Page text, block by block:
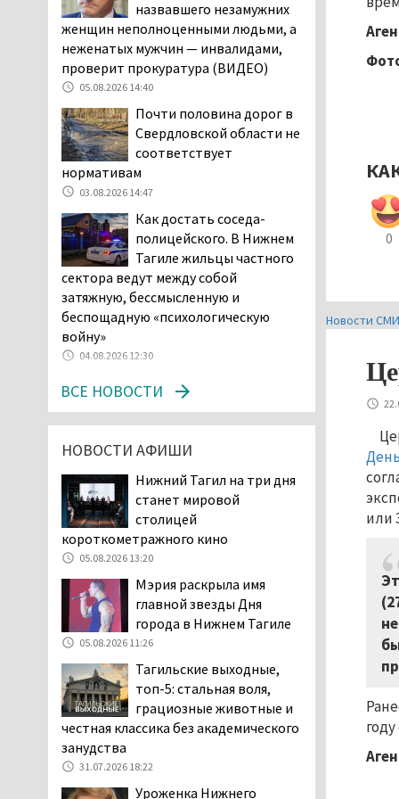
0
Новости
или
04.08.2026 16:53
Отлавливать собак в
Нижнем Тагиле будут
«дорожники»
На фоне острой нехватки
полицейских в Нижнем
Тагиле растёт
подростковая преступность
Нижний Тагил — лидер по
выявленным нарушениям
при утилизации
строительного мусора
полицейского. В Нижнем
сектора ведут между собой
затяжную, бессмысленную и
войну»
04.08.2026 12:30
В Нижнем Тагиле после
вмешательства
прокуратуры четыре
многоквартирных дома признаны
аварийными и подлежащими сносу
04.08.2026 12:19
В России хотят ввести
обязательное
уведомление водителей
об эвакуации автомобиля через
портал «Госуслуги»
04.08.2026 12:17
выдвинули своих
кандидатов на выборах в
назвавшего незамужних
женщин неполноценными людьми, а
неженатых мужчин — инвалидами,
проверит прокуратура (ВИДЕО)
05.08.2026 14:40
Почти половина дорог в
Свердловской области не
соответствует
нормативам
03.08.2026 14:47
Как достать соседа-
полицейского. В Нижнем
Тагиле жильцы частного
сектора ведут между собой
затяжную, бессмысленную и
беспощадную «психологическую
войну»
04.08.2026 12:30
ВСЕ НОВОСТИ
НОВОСТИ АФИШИ
Нижний Тагил на три дня
станет мировой
столицей
короткометражного кино
05.08.2026 13:20
Мэрия раскрыла имя
главной звезды Дня
города в Нижнем Тагиле
05.08.2026 11:26
Тагильские выходные,
топ-5: стальная воля,
грациозные животные и
честная классика без академического
занудства
31.07.2026 18:22
Уроженка Нижнего